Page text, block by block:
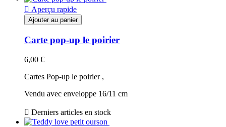
 Aperçu rapide
Ajouter au panier
Carte pop-up le poirier
6,00 €
Cartes Pop-up le poirier ,
Vendu avec enveloppe 16/11 cm
 Derniers articles en stock